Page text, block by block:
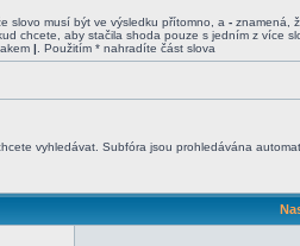
slovo musí být ve výsledku přítomno, a - znamená,
chcete, aby stačila shoda pouze s jedním z více
| . Použitím * nahradíte část slova
vyhledávat. Subfóra jsou prohledávána